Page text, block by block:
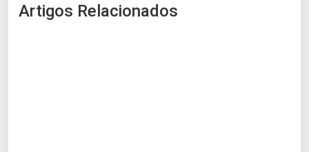
Artigos Relacionados